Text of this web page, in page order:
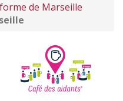
de Marseille